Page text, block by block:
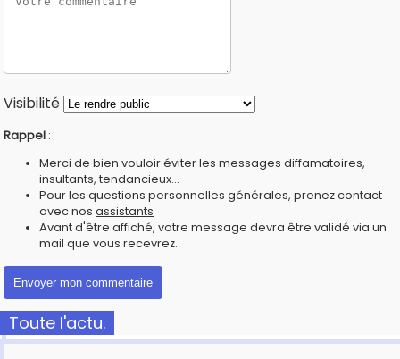
Visibilité
Rappel :
Merci de bien vouloir éviter les messages diffamatoires,
insultants, tendancieux...
Pour les questions personnelles générales, prenez contact
avec nos assistants
Avant d'être affiché, votre message devra être validé via un
mail que vous recevrez.
Toute l'actu.